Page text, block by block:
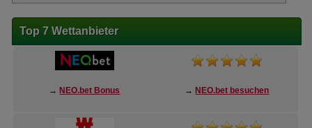
Top 7 Wettanbieter
→ NEO.bet Bonus → NEO.bet besuchen